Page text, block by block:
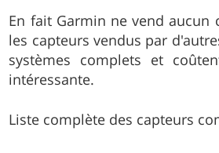
g
e
En fait Garmin ne vend
les capteurs vendus par
systèmes complets et
intéressante.
Liste complète des capteurs